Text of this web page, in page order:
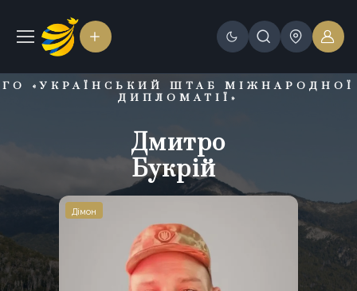
ГО «УКРАЇНСЬКИЙ ШТАБ МІЖНАРОДНОЇ
ДИПЛОМАТІЇ»
Дмитро
Букрій
Дімон
Дмитро
Букрій
Дімон
Дмитро
Букрій
Дімон